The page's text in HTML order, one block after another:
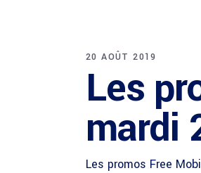
20 AOÛT 2019
Les
mardi
Les promos Free